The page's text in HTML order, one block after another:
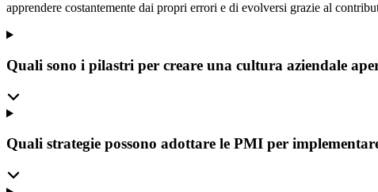
apprendere costantemente dai propri errori e di evolversi grazie al
Quali sono i pilastri per creare una cultura aziendale
Quali strategie possono adottare le PMI per